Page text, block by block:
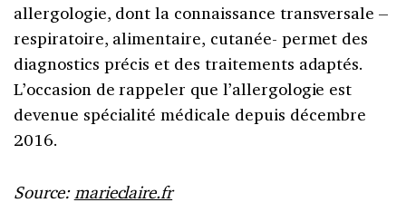
allergologie, dont la connaissance transversale –
respiratoire, alimentaire, cutanée- permet des
diagnostics précis et des traitements adaptés.
L’occasion de rappeler que l’allergologie est
devenue spécialité médicale depuis décembre
2016.
Source:marieclaire.fr